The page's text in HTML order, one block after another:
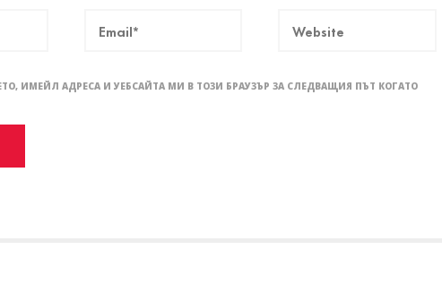
ИМЕЙЛ АДРЕСА И УЕБСАЙТА МИ В ТОЗИ БРАУЗЪР ЗА СЛЕДВАЩИЯ ПЪТ КОГАТО